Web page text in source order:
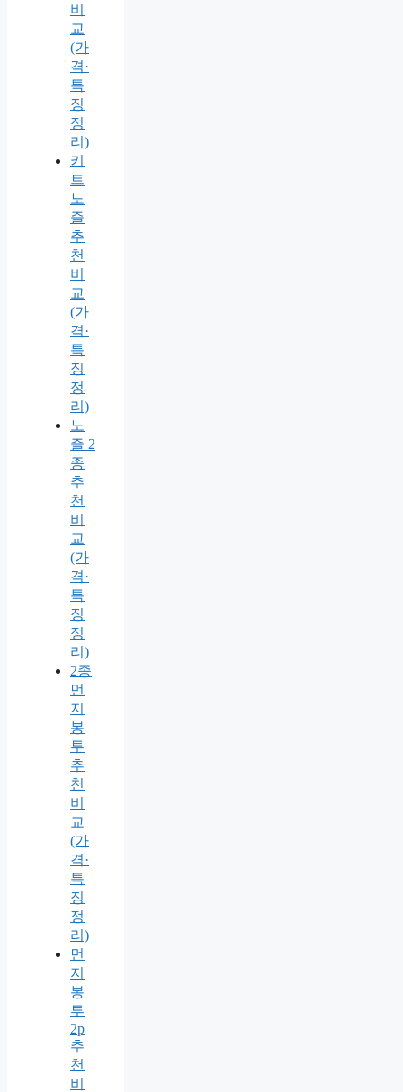
비
교
(가
격·
특
징
정
리)
키
트
노
즐
추
천
비
교
(가
격·
특
징
정
리)
노
즐 2
종
추
천
비
교
(가
격·
특
징
정
리)
2종
먼
지
봉
투
추
천
비
교
(가
격·
특
징
정
리)
먼
지
봉
투
2p
추
천
비